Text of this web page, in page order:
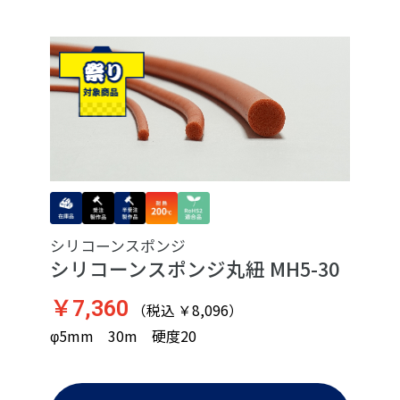
シリコーンスポンジ
シリコーンスポンジ丸紐 MH5-30
￥7,360 （税込 ￥8,096）
φ5mm 30m 硬度20